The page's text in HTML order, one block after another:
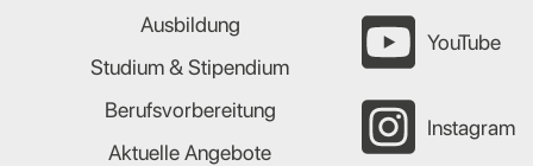
Ausbildung
Studium & Stipendium
Berufsvorbereitung
Aktuelle Angebote
YouTube
Instagram